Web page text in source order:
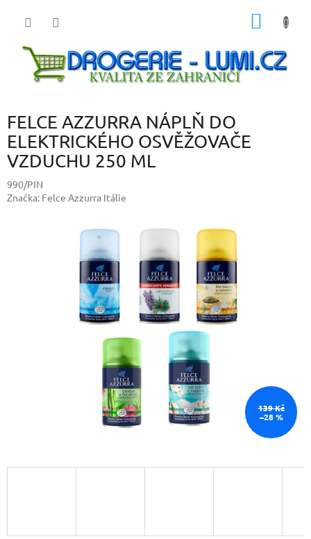
FELCE AZZURRA NÁPLŇ DO
ELEKTRICKÉHO OSVĚŽOVAČE
VZDUCHU 250 ML
990/PIN
Značka: Felce Azzurra Itálie
139 Kč
–28 %